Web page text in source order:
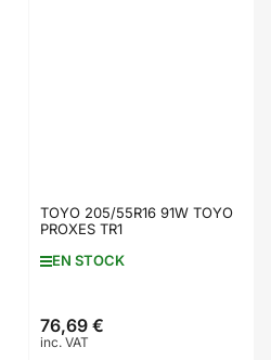
TOYO 205/55R16 91W TOYO
PROXES TR1
EN STOCK
Prix
76,69 €
inc. VAT